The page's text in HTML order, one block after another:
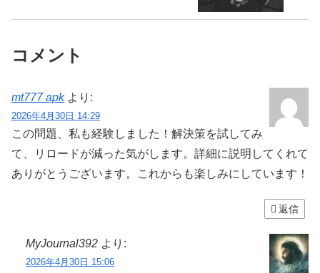
コメント
mt777 apk より:
2026年4月30日 14:29
この問題、私も経験しました！解決策を試してみ
て、リロードが減った気がします。詳細に説明してくれて
ありがとうございます。これからも楽しみにしています！
返信
MyJournal392 より:
2026年4月30日 15:06